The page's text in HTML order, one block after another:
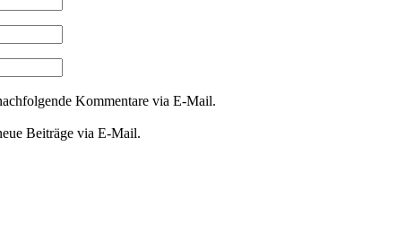
Kommentare via E-Mail.
Beiträge via E-Mail.